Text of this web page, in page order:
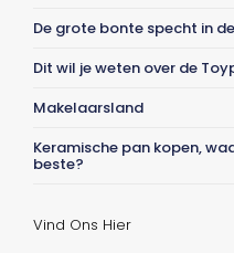
De grote bonte specht in
Dit wil je weten over de
Makelaarsland
Keramische pan kopen,
beste?
Vind Ons Hier